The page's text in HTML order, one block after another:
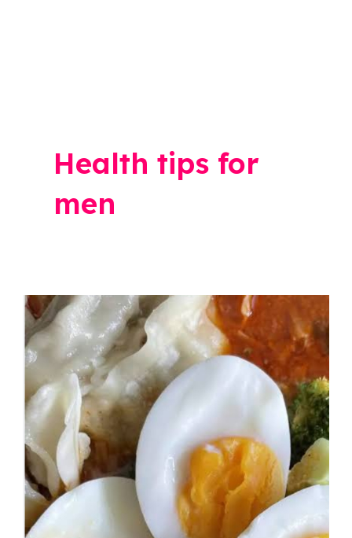
Health tips for
men
Health
Update:
नागरिकांनो,
अंड्यांसोबत
‘या’
5
गोष्टी
खाणे
टाळा,
नाहीतर…